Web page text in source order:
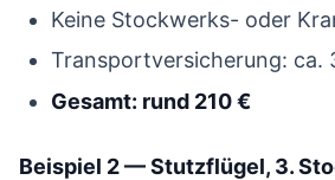
Keine Stockwerks- oder
Transportversicherung: ca.
Gesamt: rund 210 €
Beispiel 2 — Stutzflügel, 3.